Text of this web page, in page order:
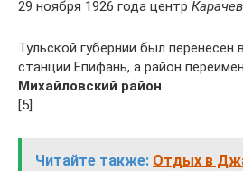
29 ноября 1926 года центр
Тульской губернии был перенесен
станции Епифань, а район
Михайловский район
[5].
Читайте также: Отдых в